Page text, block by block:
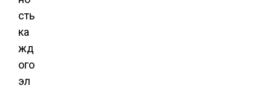
сть
ка
жд
ого
эл